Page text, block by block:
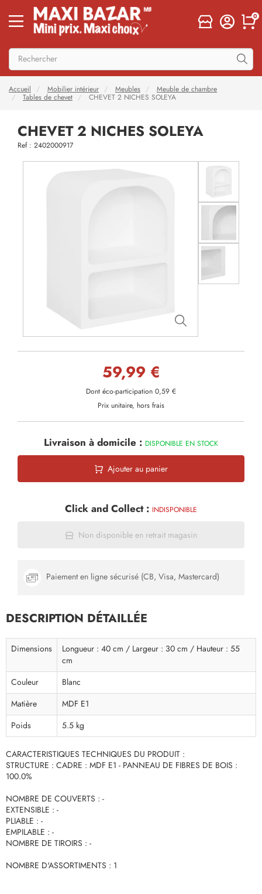
0
Accueil Mobilier intérieur Meubles
Meuble de chambre
Tables de chevet
CHEVET 2 NICHES SOLEYA
CHEVET 2 NICHES SOLEYA
Ref : 2402000917
59,99 €
Dont éco-participation 0,59 €
Prix unitaire, hors frais
Livraison à domicile : DISPONIBLE EN STOCK
Ajouter au panier
Click and Collect : INDISPONIBLE
Non disponible en retrait magasin
Paiement en ligne sécurisé (CB, Visa, Mastercard)
DESCRIPTION DÉTAILLÉE
Dimensions
Longueur : 40 cm / Largeur : 30 cm / Hauteur : 55
cm
Couleur
Blanc
Matière
MDF E1
Poids
5.5 kg
CARACTERISTIQUES TECHNIQUES DU PRODUIT :
STRUCTURE : CADRE : MDF E1 - PANNEAU DE FIBRES DE BOIS :
100.0%
NOMBRE DE COUVERTS : -
EXTENSIBLE : -
PLIABLE : -
EMPILABLE : -
NOMBRE DE TIROIRS : -
NOMBRE D'ASSORTIMENTS : 1